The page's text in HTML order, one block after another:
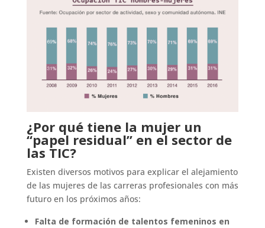
¿Por qué tiene la mujer un
“papel residual” en el sector de
las TIC?
Existen diversos motivos para explicar el alejamiento
de las mujeres de las carreras profesionales con más
futuro en los próximos años:
Falta de formación de talentos femeninos en